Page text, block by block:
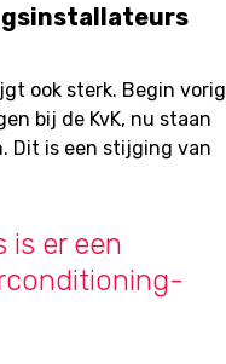
ook sterk. Begin vorig
bij de KvK, nu staan
Dit is een stijging van
is er een